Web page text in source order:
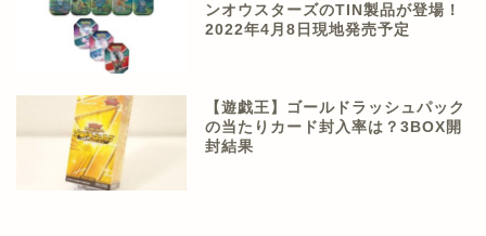
ンオウスターズのTIN製品が登場！
2022年4月8日現地発売予定
【遊戯王】ゴールドラッシュパック
の当たりカード封入率は？3BOX開
封結果